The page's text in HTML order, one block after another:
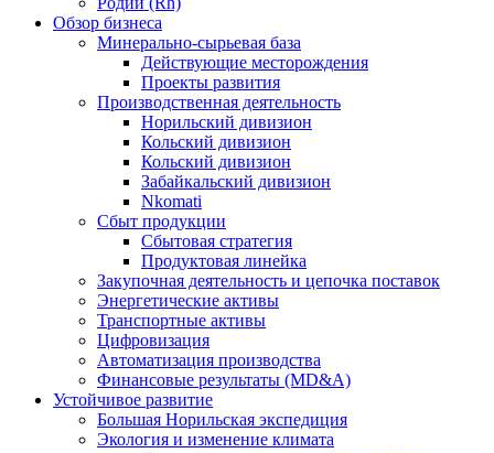
Обзор бизнеса
Минерально-сырьевая база
Действующие месторождения
Проекты развития
Производственная деятельность
Норильский дивизион
Кольский дивизион
Кольский дивизион
Забайкальский дивизион
Nkomati
Сбыт продукции
Сбытовая стратегия
Продуктовая линейка
Закупочная деятельность и цепочка поставок
Энергетические активы
Транспортные активы
Цифровизация
Автоматизация производства
Финансовые результаты (MD&A)
Устойчивое развитие
Большая Норильская экспедиция
Экология и изменение климата